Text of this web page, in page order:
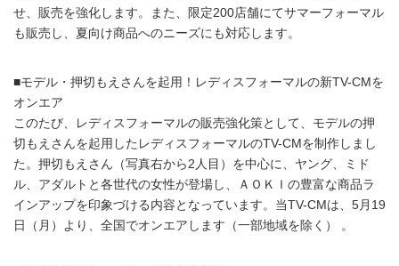
せ、販売を強化します。また、限定200店舗にてサマーフォーマル
も販売し、夏向け商品へのニーズにも対応します。
■モデル・押切もえさんを起用！レディスフォーマルの新TV-CMを
オンエア
このたび、レディスフォーマルの販売強化策として、モデルの押
切もえさんを起用したレディスフォーマルのTV-CMを制作しまし
た。押切もえさん（写真右から2人目）を中心に、ヤング、ミド
ル、アダルトと各世代の女性が登場し、ＡＯＫＩの豊富な商品ラ
インアップを印象づける内容となっています。当TV-CMは、5月19
日（月）より、全国でオンエアします（一部地域を除く） 。